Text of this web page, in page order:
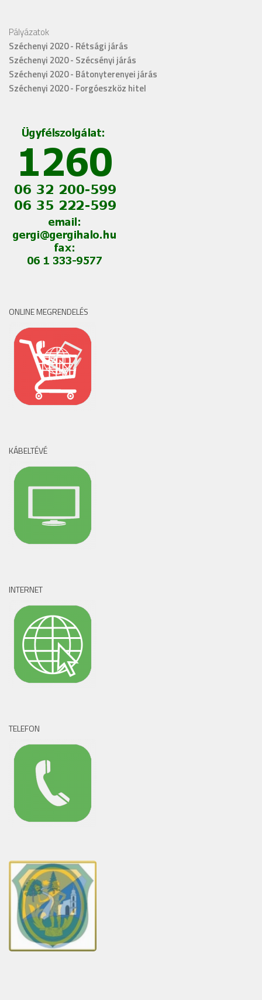
Pályázatok
Széchenyi 2020 - Rétsági járás
Széchenyi 2020 - Szécsényi járás
Széchenyi 2020 - Bátonyterenyei járás
Széchenyi 2020 - Forgóeszköz hitel
ONLINE MEGRENDELÉS
KÁBELTÉVÉ
INTERNET
TELEFON